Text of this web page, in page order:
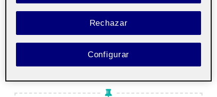
LEER MÁS«PEC 3. FORMALIZACIÓN
Rechazar
Configurar